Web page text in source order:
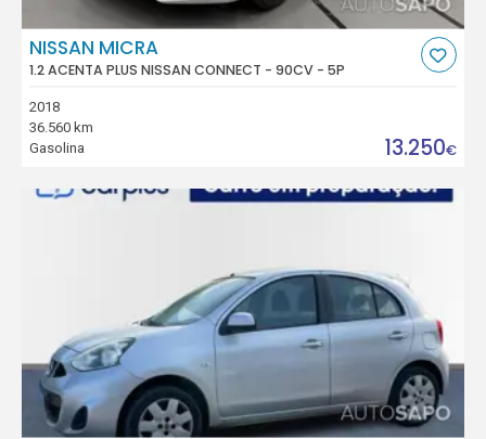
NISSAN MICRA
1.2 ACENTA PLUS NISSAN CONNECT - 90CV - 5P
2018
36.560 km
Gasolina
13.250€